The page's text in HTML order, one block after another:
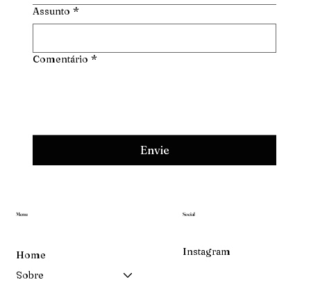
Menu
Home
Sobre
Social
Instagram
Assunto *
Comentário *
Envie